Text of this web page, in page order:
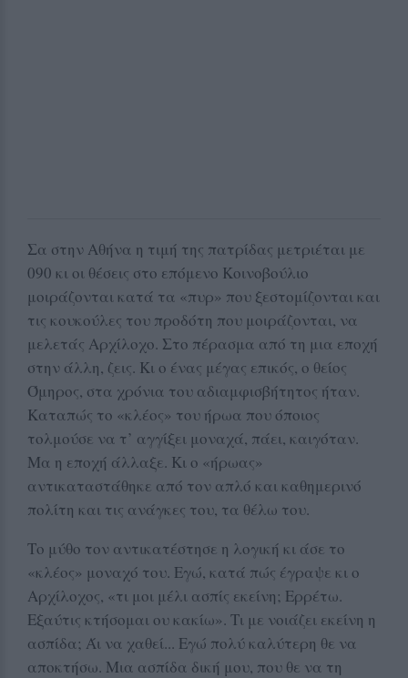
Σα στην Αθήνα η τιμή της πατρίδας μετριέται με
090 κι οι θέσεις στο επόμενο Κοινοβούλιο
μοιράζονται κατά τα «πυρ» που ξεστομίζονται και
τις κουκούλες του προδότη που μοιράζονται, να
μελετάς Αρχίλοχο. Στο πέρασμα από τη μια εποχή
στην άλλη, ζεις. Κι ο ένας μέγας επικός, ο θείος
Όμηρος, στα χρόνια του αδιαμφισβήτητος ήταν.
Καταπώς το «κλέος» του ήρωα που όποιος
τολμούσε να τ’ αγγίξει μοναχά, πάει, καιγόταν.
Μα η εποχή άλλαξε. Κι ο «ήρωας»
αντικαταστάθηκε από τον απλό και καθημερινό
πολίτη και τις ανάγκες του, τα θέλω του.
Το μύθο τον αντικατέστησε η λογική κι άσε το
«κλέος» μοναχό του. Εγώ, κατά πώς έγραψε κι ο
Αρχίλοχος, «τι μοι μέλι ασπίς εκείνη; Ερρέτω.
Εξαύτις κτήσομαι ου κακίω». Τι με νοιάζει εκείνη η
ασπίδα; Άι να χαθεί... Εγώ πολύ καλύτερη θε να
αποκτήσω. Μια ασπίδα δική μου, που θε να τη